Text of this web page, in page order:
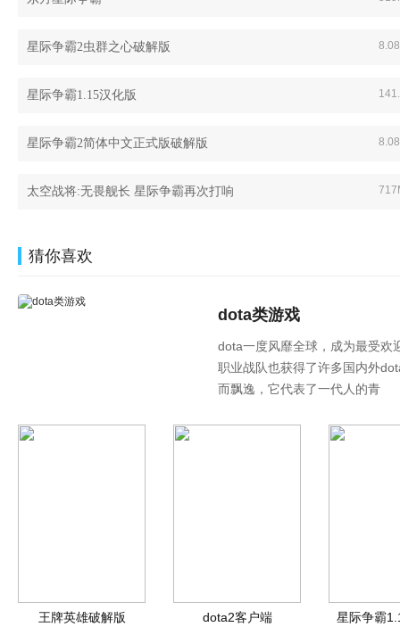
星际争霸2虫群之心破解版
星际争霸1.15汉化版
星际争霸2简体中文正式版破解版
太空战将:无畏舰长 星际争霸再次打响
猜你喜欢
dota类游戏
dota一度风靡全球，成为最受欢
职业战队也获得了许多国内外
而飘逸，它代表了一代人的青
王牌英雄破解版 dota2客户端 星际争霸